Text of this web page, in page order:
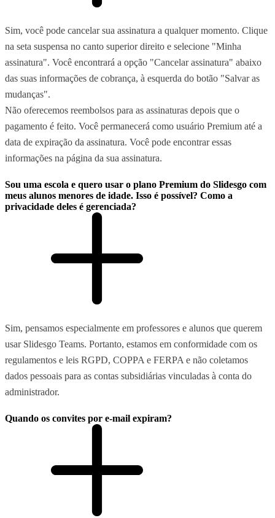
Sim, você pode cancelar sua assinatura a qualquer momento. Clique
na seta suspensa no canto superior direito e selecione "Minha
assinatura". Você encontrará a opção "Cancelar assinatura" abaixo
das suas informações de cobrança, à esquerda do botão "Salvar as
mudanças".
Não oferecemos reembolsos para as assinaturas depois que o
pagamento é feito. Você permanecerá como usuário Premium até a
data de expiração da assinatura. Você pode encontrar essas
informações na página da sua assinatura.
Sou uma escola e quero usar o plano Premium do Slidesgo com
meus alunos menores de idade. Isso é possível? Como a
privacidade deles é gerenciada?
Sim, pensamos especialmente em professores e alunos que querem
usar Slidesgo Teams. Portanto, estamos em conformidade com os
regulamentos e leis RGPD, COPPA e FERPA e não coletamos
dados pessoais para as contas subsidiárias vinculadas à conta do
administrador.
Quando os convites por e-mail expiram?